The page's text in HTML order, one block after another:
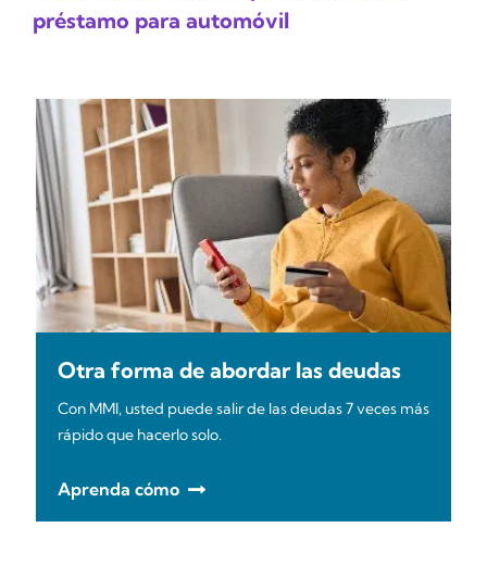
préstamo para automóvil
Otra forma de abordar las deudas
Con MMI, usted puede salir de las deudas 7 veces más
rápido que hacerlo solo.
Aprenda cómo